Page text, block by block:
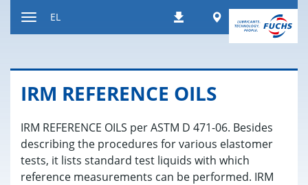
Λήψεις Worldwide
EL
IRM REFERENCE OILS
IRM REFERENCE OILS per ASTM D 471-06. Besides
describing the procedures for various elastomer
tests, it lists standard test liquids with which
reference measurements can be performed. IRM